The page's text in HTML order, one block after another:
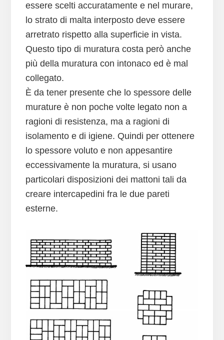
essere scelti accuratamente e nel murare,
lo strato di malta interposto deve essere
arretrato rispetto alla superficie in vista.
Questo tipo di muratura costa però anche
più della muratura con intonaco ed è mal
collegato.
È da tener presente che lo spessore delle
murature è non poche volte legato non a
ragioni di resistenza, ma a ragioni di
isolamento e di igiene. Quindi per ottenere
lo spessore voluto e non appesantire
eccessivamente la muratura, si usano
particolari disposizioni dei mattoni tali da
creare intercapedini fra le due pareti
esterne.